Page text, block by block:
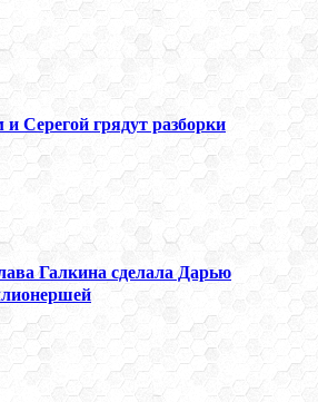
Серегой грядут разборки
Галкина сделала Дарью